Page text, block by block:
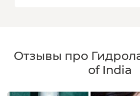
Отзывы про
of India